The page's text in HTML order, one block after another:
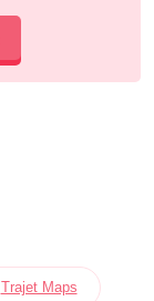
Trajet Maps